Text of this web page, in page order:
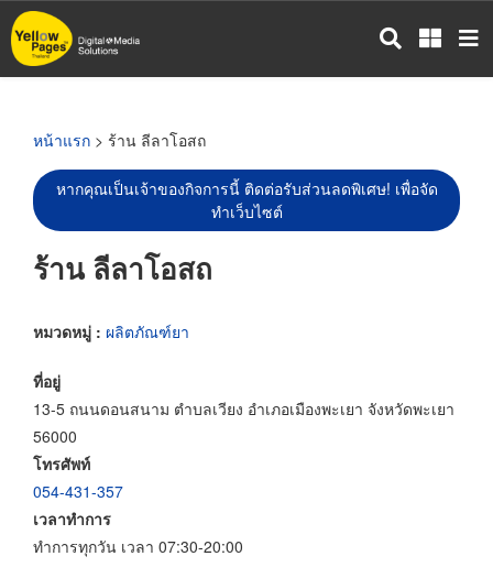
ข้าม
ไป
หน้าแรก > ร้าน ลีลาโอสถ
หากคุณเป็นเจ้าของกิจการนี้ ติดต่อรับส่วนลดพิเศษ! เพื่อจัด
ทำเว็บไซต์
ร้าน ลีลาโอสถ
หมวดหมู่ : ผลิตภัณฑ์ยา
ที่อยู่
13-5 ถนนดอนสนาม ตำบลเวียง อำเภอเมืองพะเยา จังหวัดพะเยา
56000
โทรศัพท์
054-431-357
เวลาทำการ
ทำการทุกวัน เวลา 07:30-20:00